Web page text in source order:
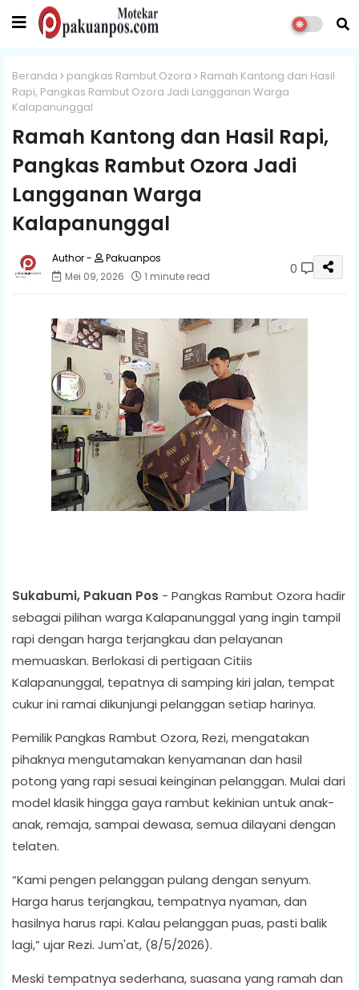
Beranda pangkas Rambut Ozora
Ramah Kantong dan Hasil
Rapi, Pangkas Rambut Ozora Jadi Langganan Warga
Kalapanunggal
Ramah Kantong dan Hasil Rapi,
Pangkas Rambut Ozora Jadi
Langganan Warga
Kalapanunggal
Pakuanpos
Mei 09, 2026
1 minute read 0
Sukabumi, Pakuan Pos - Pangkas Rambut Ozora hadir
sebagai pilihan warga Kalapanunggal yang ingin tampil
rapi dengan harga terjangkau dan pelayanan
memuaskan. Berlokasi di pertigaan Citiis
Kalapanunggal, tepatnya di samping kiri jalan, tempat
cukur ini ramai dikunjungi pelanggan setiap harinya.
Pemilik Pangkas Rambut Ozora, Rezi, mengatakan
pihaknya mengutamakan kenyamanan dan hasil
potong yang rapi sesuai keinginan pelanggan. Mulai dari
model klasik hingga gaya rambut kekinian untuk anak-
anak, remaja, sampai dewasa, semua dilayani dengan
telaten.
“Kami pengen pelanggan pulang dengan senyum.
Harga harus terjangkau, tempatnya nyaman, dan
hasilnya harus rapi. Kalau pelanggan puas, pasti balik
lagi,” ujar Rezi. Jum'at, (8/5/2026).
Meski tempatnya sederhana, suasana yang ramah dan